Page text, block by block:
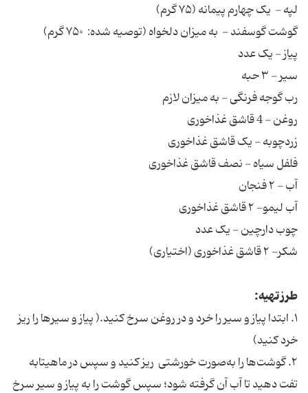
لپه - یک چهارم پیمانه (۷۵ گرم)
گوشت گوسفند - به میزان دلخواه (توصیه شده: ۷۵۰ گرم)
پیاز - یک عدد
سیر - ۳ حبه
رب گوجه فرنگی - به میزان لازم
روغن - 4 قاشق غذاخوری
زردچوبه - یک قاشق غذاخوری
فلفل سیاه - نصف قاشق غذاخوری
آب - ۲ فنجان
آب لیمو- ۲ قاشق غذاخوری
چوب دارچین - یک عدد
شکر- ۲ قاشق غذاخوری (اختیاری)
طرز تهیه:
۱. ابتدا پیاز و سیر را خرد و در روغن سرخ کنید.( پیاز و سیرها را ریز
خرد کنید)
۲. گوشت‌ها را به‌صورت خورشتی ریز کنید و سپس در ماهیتابه
تفت دهید تا آب آن گرفته شود؛ سپس گوشت را به پیاز و سیر سرخ